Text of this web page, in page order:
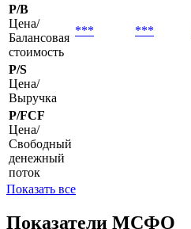
P/B
Цена/
Балансовая
стоимость
*** ***
P/S
Цена/
Выручка
P/FCF
Цена/
Свободный
денежный
поток
Показать все
Показатели МСФО